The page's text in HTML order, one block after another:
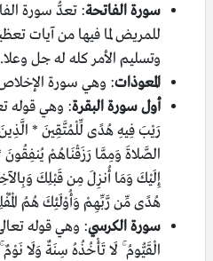
سورة الفاتحة: تعدُّ سورة
للمريض لما فيها من آيات
وتسليم الأمر كله له جل وعلا.
المعوذات: وهي سورة
أول سورة البقرة: وهي قوله
رَيْبَ فِيهِ هُدًى لِّلْمُتَّقِينَ *
الصَّلاةَ وَمِمَّا رَزَقْنَاهُمْ
إِلَيْكَ وَمَا أُنزِلَ مِن قَبْلِكَ
هُدًى مِّن رَّبِّهِمْ وَأُوْلَـئِكَ هُمُ
سورة الكرسي: وهي قوله
الْقَيُّومُ ۚ لَا تَأْخُذُهُ سِنَةٌ وَلَا